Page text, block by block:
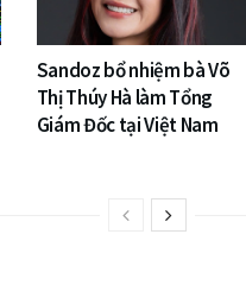
Sandoz bổ nhiệm bà Võ
Thị Thúy Hà làm Tổng
Giám Đốc tại Việt Nam